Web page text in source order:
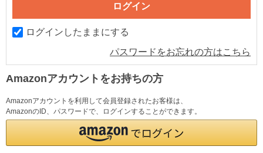
ログインしたままにする
パスワードをお忘れの方はこちら
Amazonアカウントをお持ちの方
Amazonアカウントを利用して会員登録されたお客様は、
AmazonのID、パスワードで、ログインすることができます。